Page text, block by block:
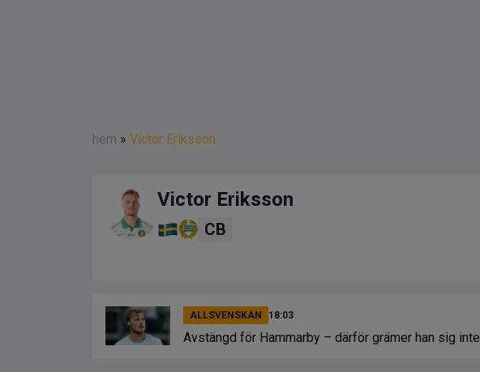
hem » Victor Eriksson
Victor Eriksson
CB
ALLSVENSKAN 18:03
Avstängd för Hammarby – därför grämer han sig inte